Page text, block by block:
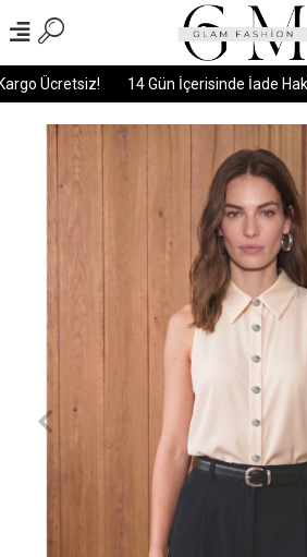
Ücretsiz! 14 Gün İçerisinde İade Hakkı